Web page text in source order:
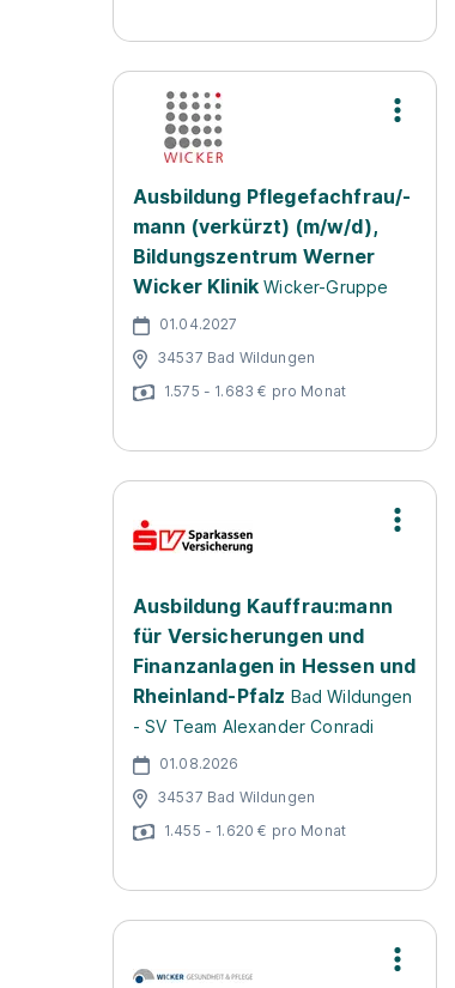
Ausbildung Pflegefachfrau/-
mann (verkürzt) (m/w/d),
Bildungszentrum Werner
Wicker Klinik Wicker-Gruppe
01.04.2027
34537 Bad Wildungen
1.575 - 1.683 € pro Monat
Ausbildung Kauffrau:mann
für Versicherungen und
Finanzanlagen in Hessen und
Rheinland-Pfalz Bad Wildungen
- SV Team Alexander Conradi
01.08.2026
34537 Bad Wildungen
1.455 - 1.620 € pro Monat